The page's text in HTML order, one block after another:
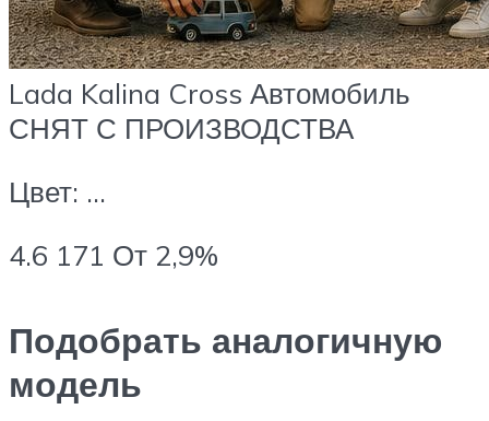
Lada Kalina Cross Автомобиль
СНЯТ С ПРОИЗВОДСТВА
Цвет: …
4.6 171 От 2,9%
Подобрать аналогичную
модель